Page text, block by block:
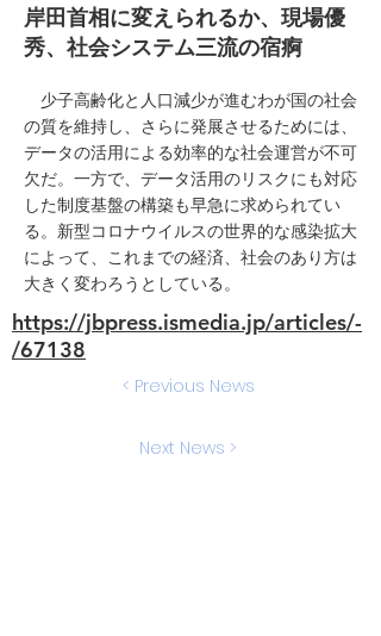
岸田首相に変えられるか、現場優
秀、社会システム三流の宿痾
少子高齢化と人口減少が進むわが国の社会
の質を維持し、さらに発展させるためには、
データの活用による効率的な社会運営が不可
欠だ。一方で、データ活用のリスクにも対応
した制度基盤の構築も早急に求められてい
る。新型コロナウイルスの世界的な感染拡大
によって、これまでの経済、社会のあり方は
大きく変わろうとしている。
https://jbpress.ismedia.jp/articles/-
/67138
< Previous News
Next News >